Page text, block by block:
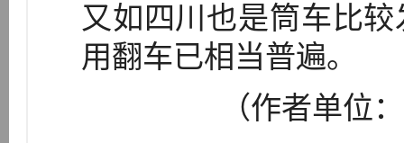
又如四川也是筒车比
用翻车已相当普遍。
（作者单位